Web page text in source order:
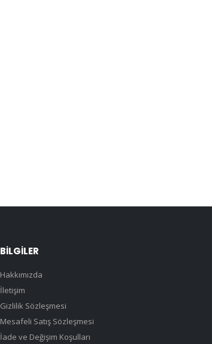
BILGILER
Hakkımızda
İletişim
Gizlilik Sözleşmesi
Mesafeli Satış Sözleşmesi
İade ve Değişim Koşulları